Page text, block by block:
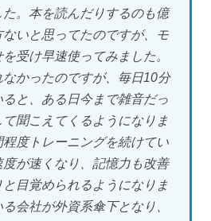
。本を読んだりするのも億
いと思ってたのですが、モ
受け早速使ってみました。
かったのですが、毎日10分
と、ある日今まで雑音だっ
聞こえてくるようになりま
程度トレーニングを続けてい
が速くなり、記憶力も改善
目覚められるようになりま
会社が外資系傘下となり、